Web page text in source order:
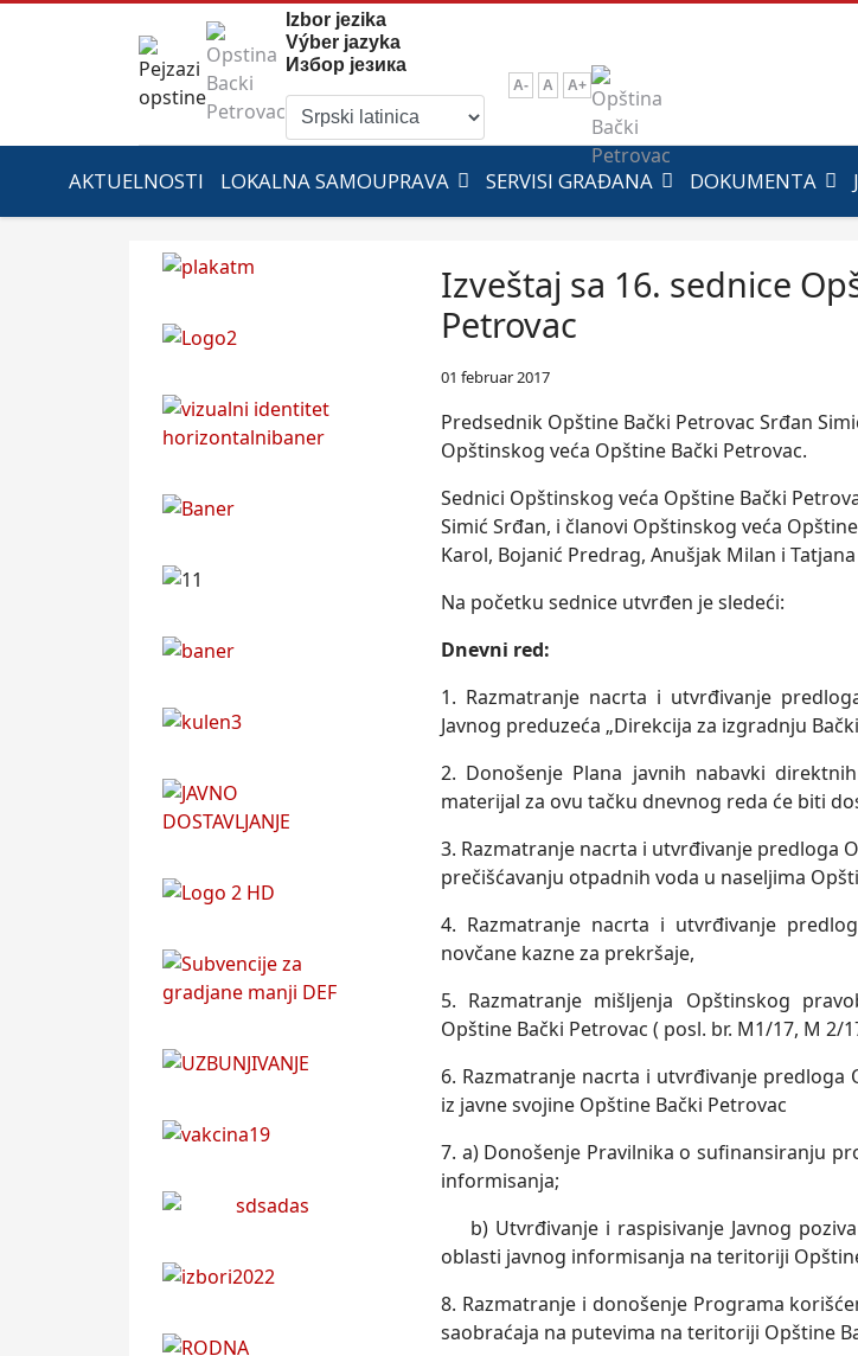
Izbor jezika
Výber jazyka
Избор језика
A- A A+
AKTUELNOSTI LOKALNA SAMOUPRAVA SERVISI GRAĐANA DOKUMENTA
Izveštaj sa 16. sednice
Petrovac
01 februar 2017
Predsednik Opštine Bački Petrovac Srđan
Opštinskog veća Opštine Bački Petrovac.
Sednici Opštinskog veća Opštine Bački
Simić Srđan, i članovi Opštinskog veća
Karol, Bojanić Predrag, Anušjak Milan i
Na početku sednice utvrđen je sledeći:
Dnevni red:
1. Razmatranje nacrta i utvrđivanje
Javnog preduzeća „Direkcija za izgradnju
2. Donošenje Plana javnih nabavki
materijal za ovu tačku dnevnog reda će biti
3. Razmatranje nacrta i utvrđivanje predloga
prečišćavanju otpadnih voda u naselјima
4. Razmatranje nacrta i utvrđivanje
novčane kazne za prekršaje,
5. Razmatranje mišlјenja Opštinskog
Opštine Bački Petrovac ( posl. br. M1/17, M 2/
6. Razmatranje nacrta i utvrđivanje
iz javne svojine Opštine Bački Petrovac
7. a) Donošenje Pravilnika o sufinansiranju
informisanja;
b) Utvrđivanje i raspisivanje Javnog
oblasti javnog informisanja na teritoriji
8. Razmatranje i donošenje Programa
saobraćaja na putevima na teritoriji Opštine